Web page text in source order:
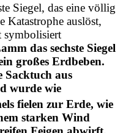
Siegel, das eine völlig
Katastrophe auslöst,
symbolisiert
das sechste Siegel
großes Erdbeben.
Sacktuch aus
wurde wie
fielen zur Erde, wie
starken Wind